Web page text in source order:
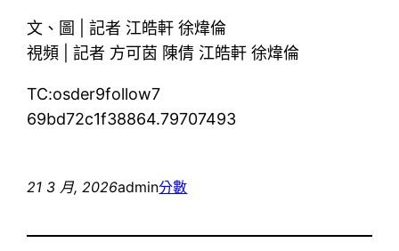
文、圖 | 記者 江皓軒 徐煒倫
視頻 | 記者 方可茵 陳倩 江皓軒 徐煒倫
TC:osder9follow7
69bd72c1f38864.79707493
21 3 月, 2026admin分數